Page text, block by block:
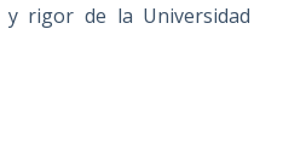
rigor de la Universidad